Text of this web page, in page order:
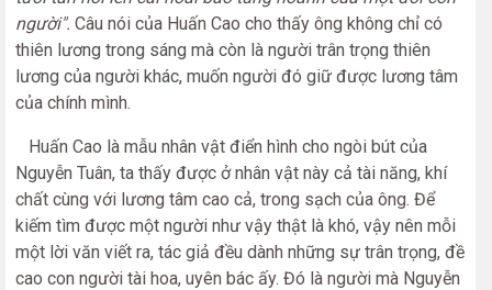
người". Câu nói của Huấn Cao cho thấy ông không chỉ có
thiên lương trong sáng mà còn là người trân trọng thiên
lương của người khác, muốn người đó giữ được lương tâm
của chính mình.
Huấn Cao là mẫu nhân vật điển hình cho ngòi bút của
Nguyễn Tuân, ta thấy được ở nhân vật này cả tài năng, khí
chất cùng với lương tâm cao cả, trong sạch của ông. Để
kiếm tìm được một người như vậy thật là khó, vậy nên mỗi
một lời văn viết ra, tác giả đều dành những sự trân trọng, đề
cao con người tài hoa, uyên bác ấy. Đó là người mà Nguyễn